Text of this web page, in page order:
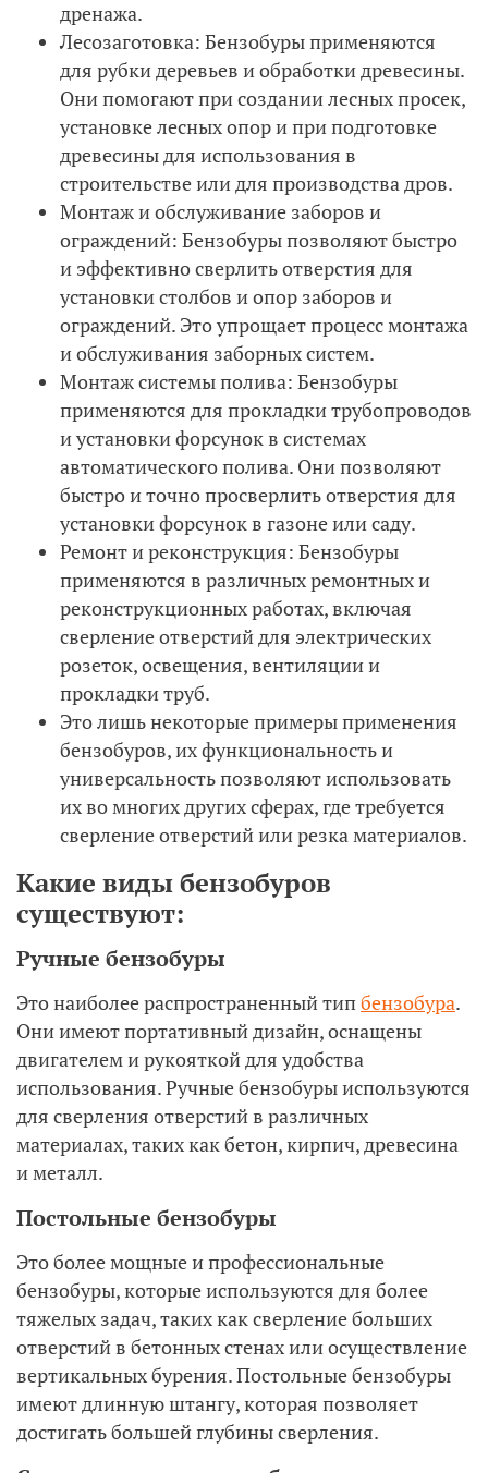
дренажа.
Лесозаготовка: Бензобуры применяются
для рубки деревьев и обработки древесины.
Они помогают при создании лесных просек,
установке лесных опор и при подготовке
древесины для использования в
строительстве или для производства дров.
Монтаж и обслуживание заборов и
ограждений: Бензобуры позволяют быстро
и эффективно сверлить отверстия для
установки столбов и опор заборов и
ограждений. Это упрощает процесс монтажа
и обслуживания заборных систем.
Монтаж системы полива: Бензобуры
применяются для прокладки трубопроводов
и установки форсунок в системах
автоматического полива. Они позволяют
быстро и точно просверлить отверстия для
установки форсунок в газоне или саду.
Ремонт и реконструкция: Бензобуры
применяются в различных ремонтных и
реконструкционных работах, включая
сверление отверстий для электрических
розеток, освещения, вентиляции и
прокладки труб.
Это лишь некоторые примеры применения
бензобуров, их функциональность и
универсальность позволяют использовать
их во многих других сферах, где требуется
сверление отверстий или резка материалов.
Какие виды бензобуров
существуют:
Ручные бензобуры
Это наиболее распространенный типбензобура.
Они имеют портативный дизайн, оснащены
двигателем и рукояткой для удобства
использования. Ручные бензобуры используются
для сверления отверстий в различных
материалах, таких как бетон, кирпич, древесина
и металл.
Постольные бензобуры
Это более мощные и профессиональные
бензобуры, которые используются для более
тяжелых задач, таких как сверление больших
отверстий в бетонных стенах или осуществление
вертикальных бурения. Постольные бензобуры
имеют длинную штангу, которая позволяет
достигать большей глубины сверления.